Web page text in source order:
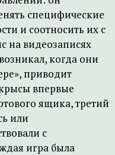
специфические
и соотносить их с
на видеозаписях
когда они
приводит
впервые
ящика, третий
или
с
игра была